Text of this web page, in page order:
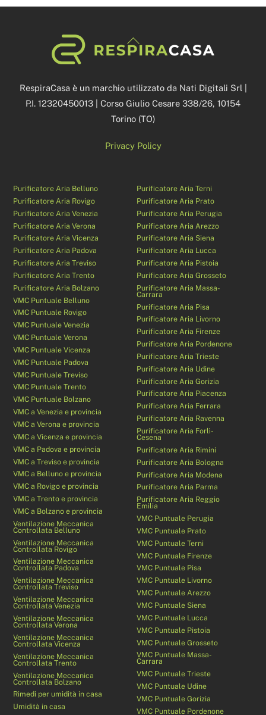
Back
To
RespiraCasa è un marchio utilizzato da Nati Digitali Srl |
P.I. 12320450013 | Corso Giulio Cesare 338/26, 10154
Torino (TO)
Privacy Policy
Purificatore Aria Belluno
Purificatore Aria Rovigo
Purificatore Aria Venezia
Purificatore Aria Verona
Purificatore Aria Vicenza
Purificatore Aria Padova
Purificatore Aria Treviso
Purificatore Aria Trento
Purificatore Aria Bolzano
VMC Puntuale Belluno
VMC Puntuale Rovigo
VMC Puntuale Venezia
VMC Puntuale Verona
VMC Puntuale Vicenza
VMC Puntuale Padova
VMC Puntuale Treviso
VMC Puntuale Trento
VMC Puntuale Bolzano
VMC a Venezia e provincia
VMC a Verona e provincia
VMC a Vicenza e provincia
VMC a Padova e provincia
VMC a Treviso e provincia
VMC a Belluno e provincia
VMC a Rovigo e provincia
VMC a Trento e provincia
VMC a Bolzano e provincia
Ventilazione Meccanica
Controllata Belluno
Ventilazione Meccanica
Controllata Rovigo
Ventilazione Meccanica
Controllata Padova
Ventilazione Meccanica
Controllata Treviso
Ventilazione Meccanica
Controllata Venezia
Ventilazione Meccanica
Controllata Verona
Ventilazione Meccanica
Controllata Vicenza
Ventilazione Meccanica
Controllata Trento
Ventilazione Meccanica
Controllata Bolzano
Rimedi per umidità in casa
Umidità in casa
Purificatore Aria Terni
Purificatore Aria Prato
Purificatore Aria Perugia
Purificatore Aria Arezzo
Purificatore Aria Siena
Purificatore Aria Lucca
Purificatore Aria Pistoia
Purificatore Aria Grosseto
Purificatore Aria Massa-
Carrara
Purificatore Aria Pisa
Purificatore Aria Livorno
Purificatore Aria Firenze
Purificatore Aria Pordenone
Purificatore Aria Trieste
Purificatore Aria Udine
Purificatore Aria Gorizia
Purificatore Aria Piacenza
Purificatore Aria Ferrara
Purificatore Aria Ravenna
Purificatore Aria Forlì-
Cesena
Purificatore Aria Rimini
Purificatore Aria Bologna
Purificatore Aria Modena
Purificatore Aria Parma
Purificatore Aria Reggio
Emilia
VMC Puntuale Perugia
VMC Puntuale Prato
VMC Puntuale Terni
VMC Puntuale Firenze
VMC Puntuale Pisa
VMC Puntuale Livorno
VMC Puntuale Arezzo
VMC Puntuale Siena
VMC Puntuale Lucca
VMC Puntuale Pistoia
VMC Puntuale Grosseto
VMC Puntuale Massa-
Carrara
VMC Puntuale Trieste
VMC Puntuale Udine
VMC Puntuale Gorizia
VMC Puntuale Pordenone